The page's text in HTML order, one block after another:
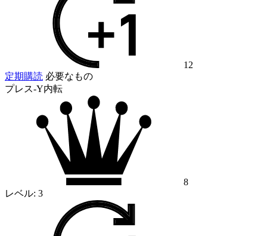
12
定期購読 必要なもの
プレス-Y内転
8
レベル: 3